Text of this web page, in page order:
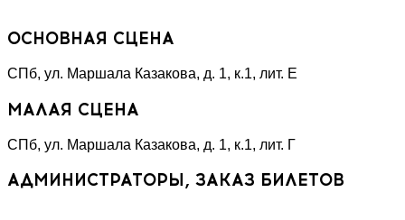
ОСНОВНАЯ СЦЕНА
СПб, ул. Маршала Казакова, д. 1, к.1, лит. Е
МАЛАЯ СЦЕНА
СПб, ул. Маршала Казакова, д. 1, к.1, лит. Г
АДМИНИСТРАТОРЫ, ЗАКАЗ БИЛЕТОВ